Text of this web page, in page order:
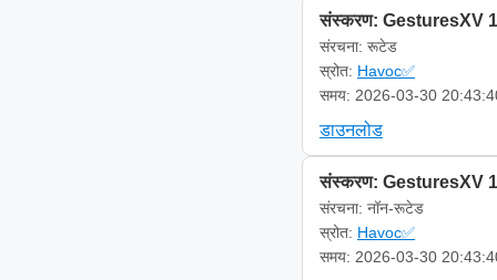
संस्करण: GesturesXV
संरचना: रूटेड
स्रोत: Havoc✅
समय: 2026-03-30
डाउनलोड
संस्करण: GesturesXV
संरचना: नॉन-रूटेड
स्रोत: Havoc✅
समय: 2026-03-30